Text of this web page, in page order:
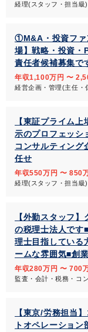
経理(スタッフ・担当級)
①M&A・投資ファ
場】戦略・投資・
責任者候補募集で
年収1,100万円 〜
経営企画・管理(主任・
【東証プライム
示のプロフェッシ
コンサルティング
任せ
年収550万円 〜 850
経理(スタッフ・担当級)
【外勤スタッフ
の税理士法人です
理士目指している
ームな雰囲気■創
年収280万円 〜 700
監査・会計・税務・コ
【東京/労務担当
トオペレーショ